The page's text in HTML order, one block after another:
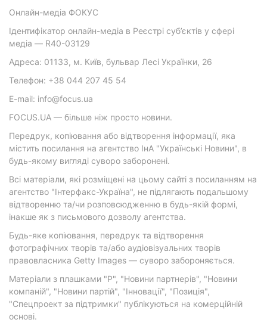
Онлайн-медіа ФОКУС
Ідентифікатор онлайн-медіа в Реєстрі суб’єктів у сфері
медіа — R40-03129
Адреса: 01133, м. Київ, бульвар Лесі Українки, 26
Телефон: +38 044 207 45 54
E-mail: info@focus.ua
FOCUS.UA — більше ніж просто новини.
Передрук, копіювання або відтворення інформації, яка
містить посилання на агентство ІнА "Українські Новини", в
будь-якому вигляді суворо заборонені.
Всі матеріали, які розміщені на цьому сайті з посиланням на
агентство "Інтерфакс-Україна", не підлягають подальшому
відтворенню та/чи розповсюдженню в будь-якій формі,
інакше як з письмового дозволу агентства.
Будь-яке копіювання, передрук та відтворення
фотографічних творів та/або аудіовізуальних творів
правовласника Getty Images — суворо забороняється.
Матеріали з плашками "Р", "Новини партнерів", "Новини
компаній", "Новини партій", "Інновації", "Позиція",
"Спецпроект за підтримки" публікуються на комерційній
основі.